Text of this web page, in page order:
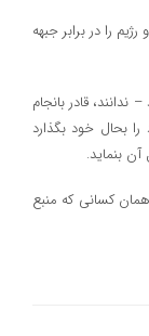
را در برابر جبهه
قادر بانجام
بحال خود بگذارد
بنماید.
کسانی که منبع